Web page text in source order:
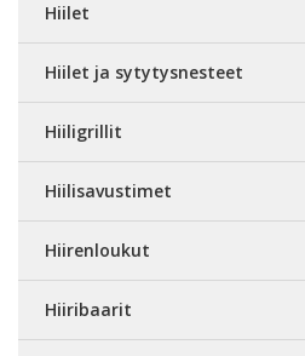
Hiilet
Hiilet ja sytytysnesteet
Hiiligrillit
Hiilisavustimet
Hiirenloukut
Hiiribaarit